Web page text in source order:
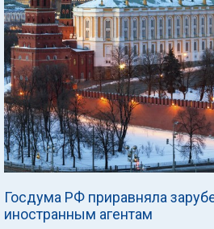
Госдума РФ приравняла
иностранным агентам